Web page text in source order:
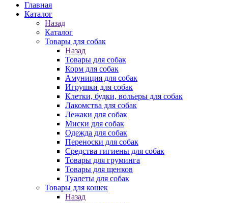
Главная
Каталог
Назад
Каталог
Товары для собак
Назад
Товары для собак
Корм для собак
Амуниция для собак
Игрушки для собак
Клетки, будки, вольеры для собак
Лакомства для собак
Лежаки для собак
Миски для собак
Одежда для собак
Переноски для собак
Средства гигиены для собак
Товары для груминга
Товары для щенков
Туалеты для собак
Товары для кошек
Назад